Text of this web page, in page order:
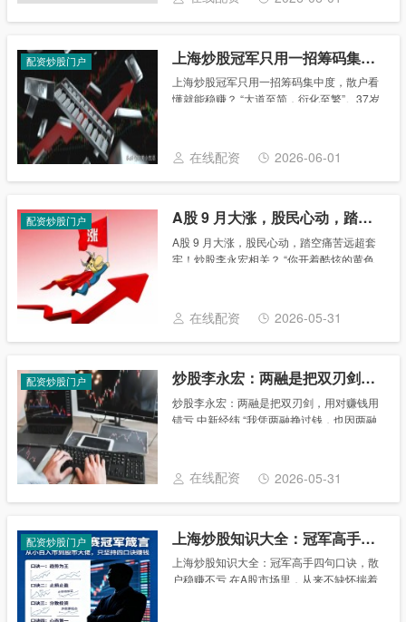
挑......
配资炒股门户 上海炒股冠军只用一招筹码集中度，散户看懂就能稳赚？
上海炒股冠军只用一招筹码集中度，散户看
懂就能稳赚？ “大道至简，衍化至繁”。37岁
后发现管用的就一个——‘筹码集中度’，
看......
在线配资 2026-06-01
配资炒股门户 A股 9 月大涨，股民心动，踏空痛苦远超套牢！炒股李永宏相关？
A股 9 月大涨，股民心动，踏空痛苦远超套
牢！炒股李永宏相关？ “你开着酷炫的黄色
是7.2万美元。” 上述对话发生在《华......
在线配资 2026-05-31
配资炒股门户 炒股李永宏：两融是把双刃剑，用对赚钱用错亏
炒股李永宏：两融是把双刃剑，用对赚钱用
错亏 中新经纬 “我凭两融挣过钱，也因两融
经纬表示，如果选对标的，杠杆就是帮助赚
钱的......
在线配资 2026-05-31
配资炒股门户 上海炒股知识大全：冠军高手四句口诀，散户稳赚不亏
上海炒股知识大全：冠军高手四句口诀，散
户稳赚不亏 在A股市场里，从来不缺怀揣着